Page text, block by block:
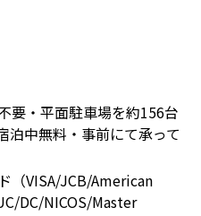
要・平面駐車場を約156台
泊中無料・事前にて承って
VISA/JCB/American
DC/NICOS/Master